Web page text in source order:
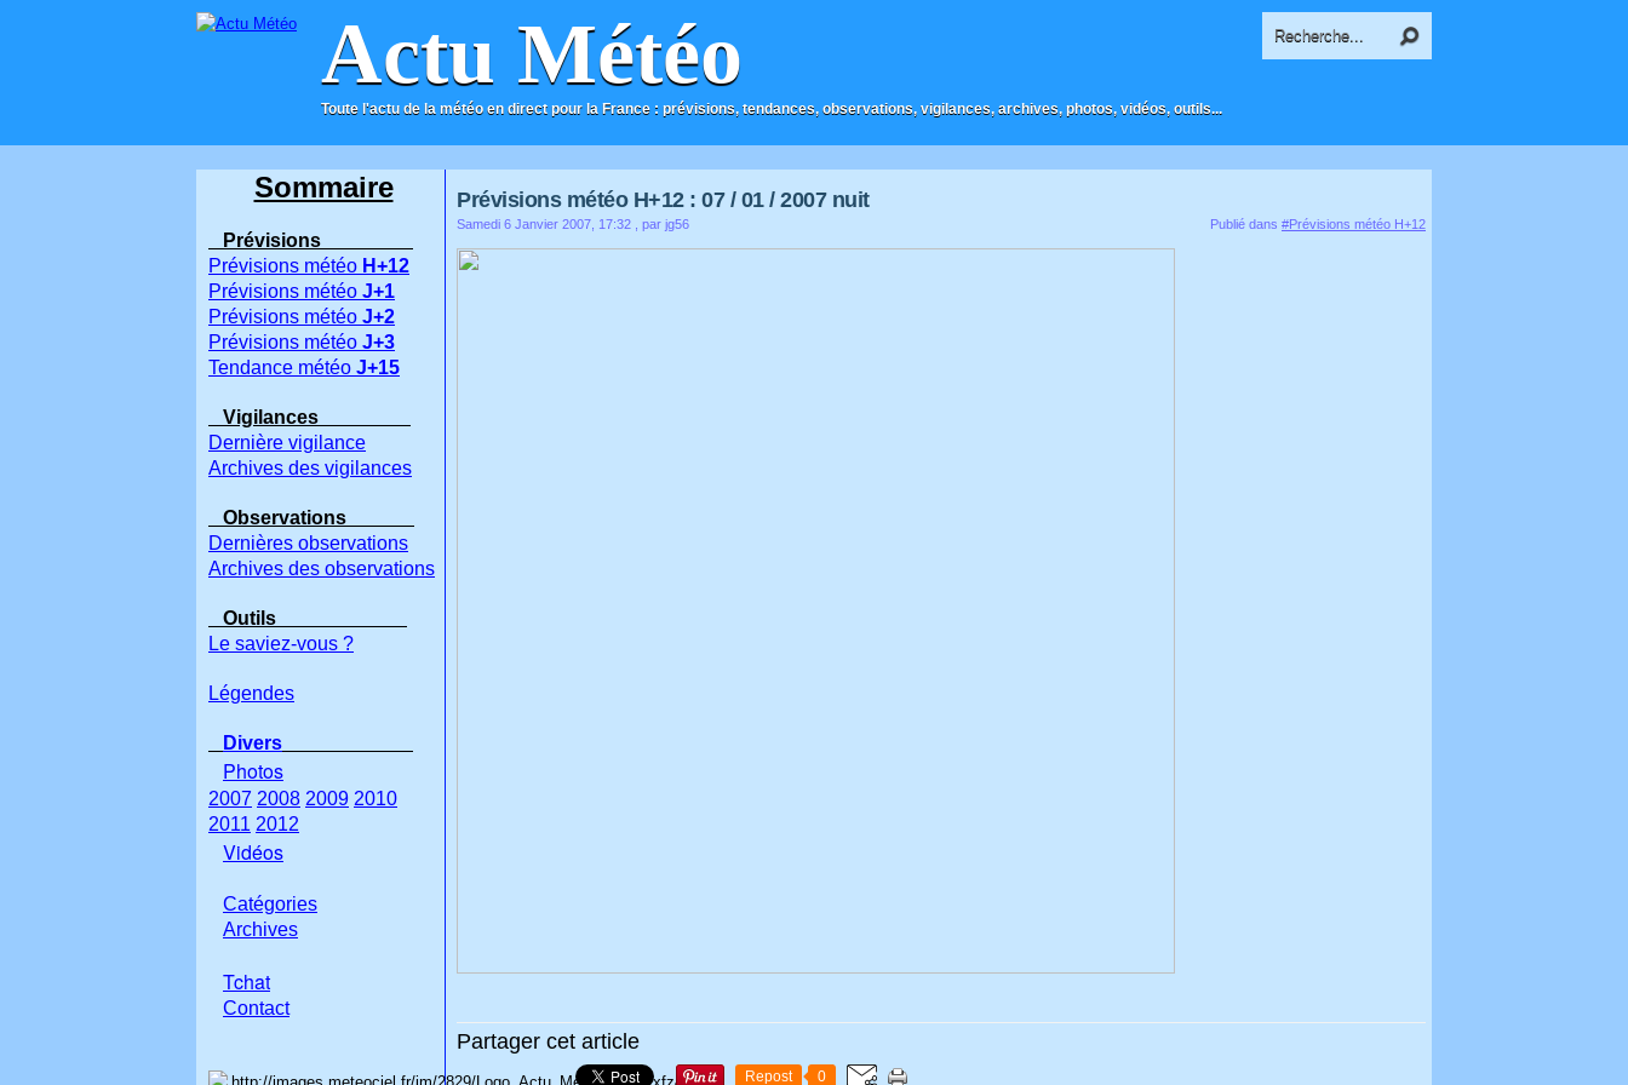
Actu Météo
Toute l'actu de la météo en direct pour la France : prévisions, tendances, observations, vigilances, archives, photos, vidéos, outils...
ACCUEIL CONTACT
Prévisions météo H+12 : 07 / 01 / 2007 nuit
Samedi 6 Janvier 2007, 17:32 , par jg56 Publié dans #Prévisions météo H+12
Partager cet article
Repost 0
Sommaire
Prévisions
Prévisions météo H+12
Prévisions météo J+1
Prévisions météo J+2
Prévisions météo J+3
Tendance météo J+15
Vigilances
Dernière vigilance
Archives des vigilances
Observations
Dernières observations
Archives des observations
Outils
Le saviez-vous ?
Légendes
Divers
Photos
2007 2008 2009 2010
2011 2012
Vidéos
Catégories
Archives
Tchat
Contact